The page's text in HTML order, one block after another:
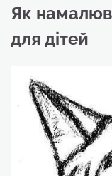
Як
для дітей